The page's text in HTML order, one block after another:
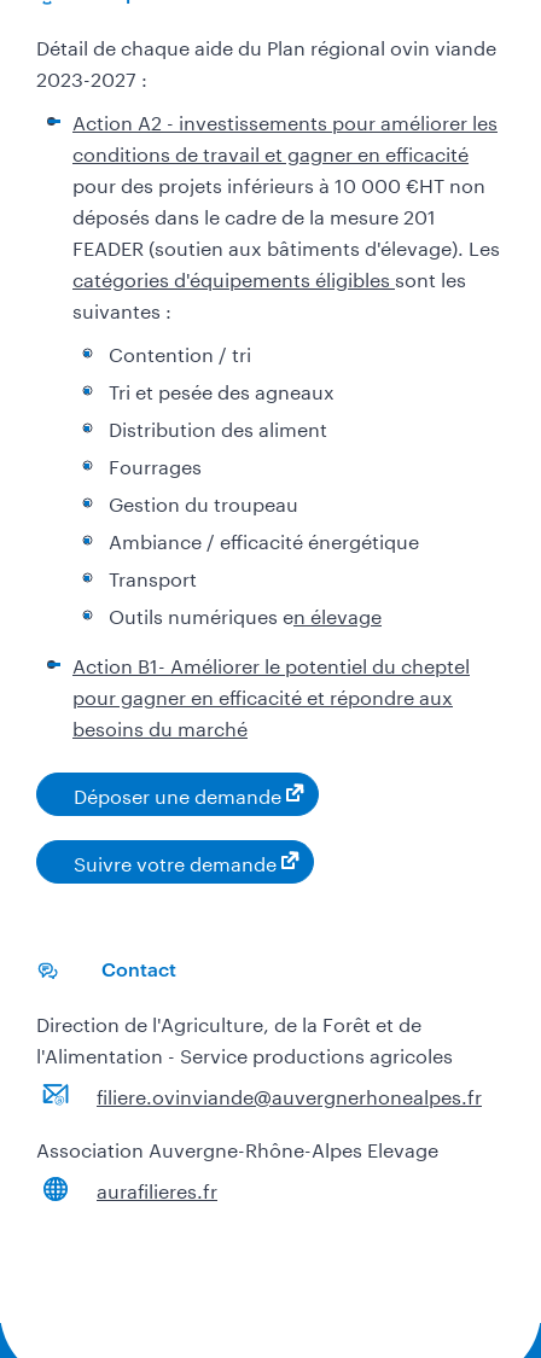
Détail de chaque aide du Plan régional ovin viande
2023-2027 :
​Action A2 - investissements pour améliorer les
conditions de travail et gagner en efficacité
pour des projets inférieurs à 10 000 €HT non
déposés dans le cadre de la mesure 201
FEADER (soutien aux bâtiments d'élevage). Les
catégories d'équipements éligibles sont les
suivantes :
Contention / tri
Tri et pesée des agneaux
Distribution des aliment
Fourrages
Gestion du troupeau
Ambiance / efficacité énergétique
Transport
Outils numériques en élevage
Action B1- Améliorer le potentiel du cheptel
pour gagner en efficacité et répondre aux
besoins du marché
Déposer une demande
Suivre votre demande
Contact
Direction de l'Agriculture, de la Forêt et de
l'Alimentation - Service productions agricoles
filiere.ovinviande@auvergnerhonealpes.fr
Association Auvergne-Rhône-Alpes Elevage
aurafilieres.fr